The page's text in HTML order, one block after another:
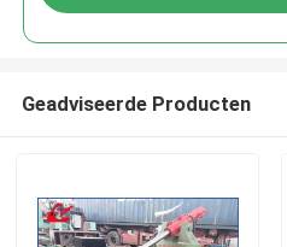
Geadviseerde Producten